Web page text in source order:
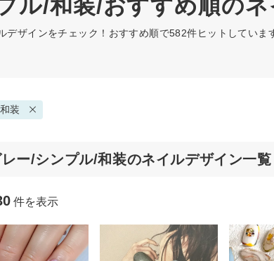
ル/和装/おすすめ順の
デザインをチェック！おすすめ順で582件ヒットしてい
和装
ー/シンプル/和装のネイルデザイン一覧
件を表示